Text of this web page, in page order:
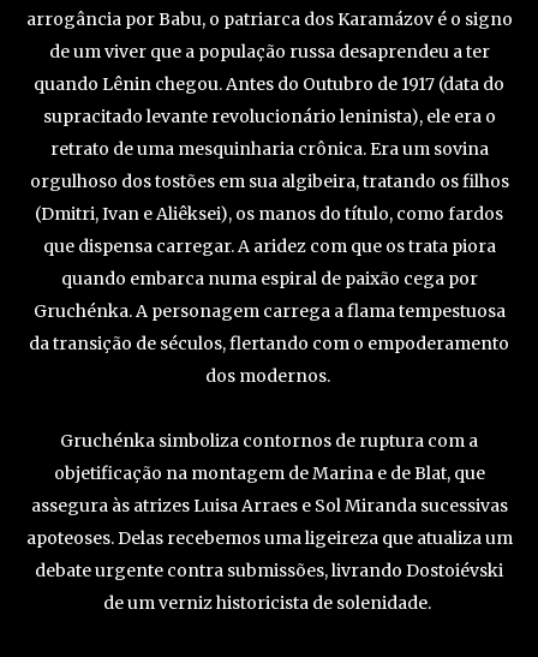
arrogância por Babu, o patriarca dos Karamázov é o signo
de um viver que a população russa desaprendeu a ter
quando Lênin chegou. Antes do Outubro de 1917 (data do
supracitado levante revolucionário leninista), ele era o
retrato de uma mesquinharia crônica. Era um sovina
orgulhoso dos tostões em sua algibeira, tratando os filhos
(Dmitri, Ivan e Aliêksei), os manos do título, como fardos
que dispensa carregar. A aridez com que os trata piora
quando embarca numa espiral de paixão cega por
Gruchénka. A personagem carrega a flama tempestuosa
da transição de séculos, flertando com o empoderamento
dos modernos.
Gruchénka simboliza contornos de ruptura com a
objetificação na montagem de Marina e de Blat, que
assegura às atrizes Luisa Arraes e Sol Miranda sucessivas
apoteoses. Delas recebemos uma ligeireza que atualiza um
debate urgente contra submissões, livrando Dostoiévski
de um verniz historicista de solenidade.